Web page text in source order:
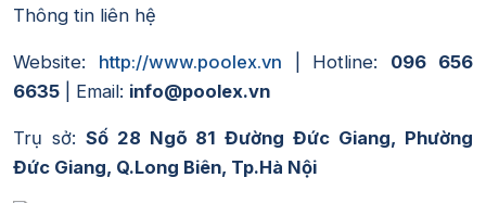
Thông tin liên hệ
Website: http://www.poolex.vn | Hotline: 096 656
6635 | Email: info@poolex.vn
Trụ sở: Số 28 Ngõ 81 Đường Đức Giang, Phường
Đức Giang, Q.Long Biên, Tp.Hà Nội